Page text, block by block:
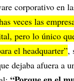
corporativo en
veces las
pero lo único
el headquarter”,
dejaba afuera a